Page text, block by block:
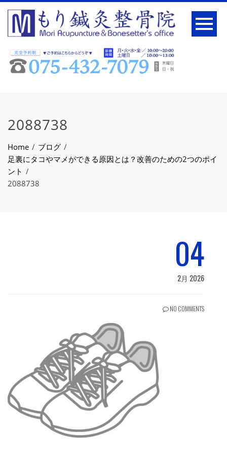
2088738
Home
ブログ
足裏にタコやマメができる原因とは？改善のための2つのポイ
ント
2088738
04
2月 2026
NO COMMENTS